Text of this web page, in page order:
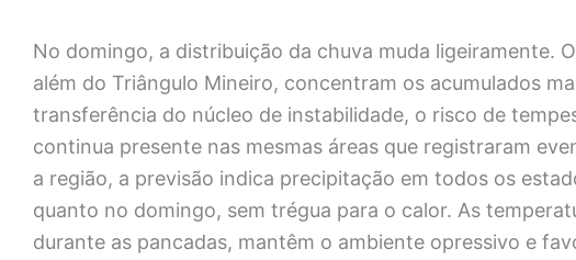
No domingo, a distribuição da chuva muda ligeiramente.
além do Triângulo Mineiro, concentram os acumulados
transferência do núcleo de instabilidade, o risco de
continua presente nas mesmas áreas que registraram
a região, a previsão indica precipitação em todos os
quanto no domingo, sem trégua para o calor. As
durante as pancadas, mantêm o ambiente opressivo e